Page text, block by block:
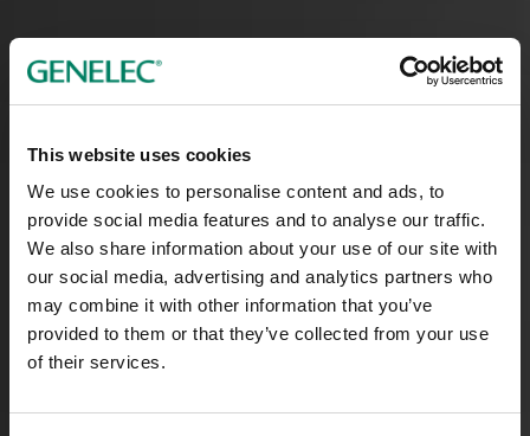
This website uses cookies
We use cookies to personalise content and ads, to
provide social media features and to analyse our traffic.
We also share information about your use of our site with
our social media, advertising and analytics partners who
may combine it with other information that you’ve
provided to them or that they’ve collected from your use
of their services.